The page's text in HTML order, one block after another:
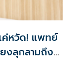
ค่หวัด! แพทย์
ยงลุกลามถึง